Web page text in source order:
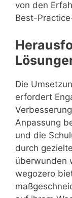
von den
Best-
Die
erfordert
Anpassung
und die
durch
überwunden
wegozero